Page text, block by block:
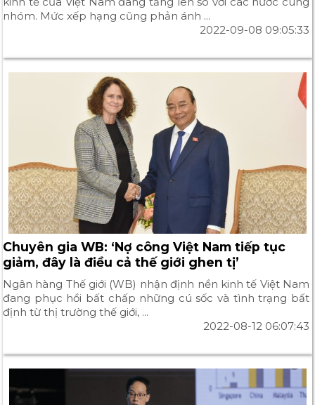
nhóm. Mức xếp hạng cũng phản ánh ...
2022-09-08 09:05:33
Chuyên gia WB: ‘Nợ công Việt Nam tiếp tục
giảm, đây là điều cả thế giới ghen tị’
Ngân hàng Thế giới (WB) nhận định nền kinh tế Việt Nam
đang phục hồi bất chấp những cú sốc và tình trạng bất
định từ thị trường thế giới, ...
2022-08-12 06:07:43